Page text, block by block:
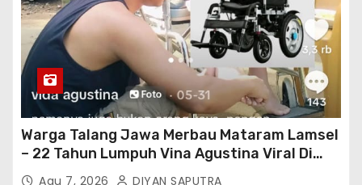
Warga Talang Jawa Merbau Mataram Lamsel
– 22 Tahun Lumpuh Vina Agustina Viral Di
Tiktok Inginkan Kursi Roda Listrik, Kepala
Agu 7, 2026 DIYAN SAPUTRA